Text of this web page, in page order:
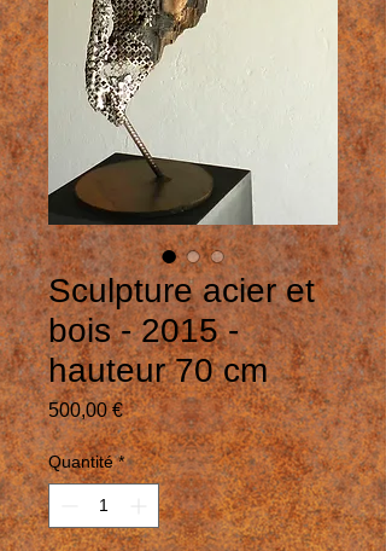
Sculpture acier et
bois - 2015 -
hauteur 70 cm
500,00 €Prix
Quantité *